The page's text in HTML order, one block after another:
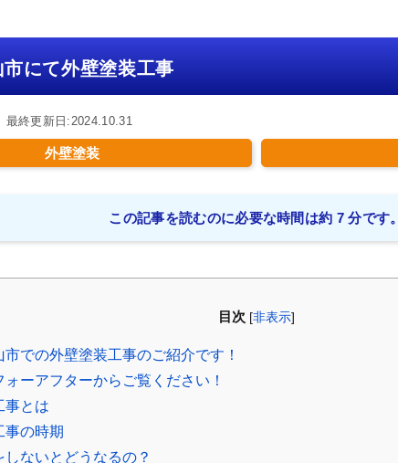
にて外壁塗装工事
終更新日:2024.10.31
外壁塗装
この記事を読むのに必要な時間は約 7 分です。
目次 [非表示]
での外壁塗装工事のご紹介です！
ォーアフターからご覧ください！
事とは
事の時期
しないとどうなるの？